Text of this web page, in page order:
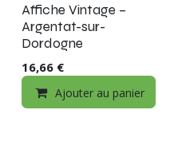
Affiche Vintage –
Argentat-sur-
Dordogne
16,66 €
Ajouter au panier